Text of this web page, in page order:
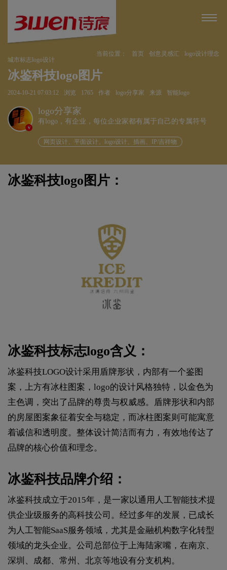
当前位置： 首页 创意灵感汇
logo设计理念
城市标志logo设计
冰鉴科技logo图片
2024-10-21 07:03:12 浏览 1765 作者 logo分享家 来源 智能logo
v
logo分享家
有logo，有企业，每位企业家都有属于自己的专属符号
网页设计、平面设计、logo设计、插画、IP/吉祥物
冰鉴科技logo图片：
冰鉴科技标志logo含义：
冰鉴科技LOGO设计采用盾牌形状，内部有一个鉴图
案，上方有冰柱图案，logo的设计风格独特，以金色为
主色调，突出了品牌的尊贵与权威感。盾牌形状和内部
的房屋图案象征着安全与稳定，而冰柱图案则可能寓意
着诚信和透明度。整体设计简洁而有力，有效地传达了
品牌的核心价值和理念。
冰鉴科技品牌介绍：
冰鉴科技成立于2015年，是一家以通用人工智能技术提
供企业级服务的高科技公司。经过多年的发展，已成长
为人工智能SaaS服务领域，尤其是金融机构数字化转型
领域的龙头企业。公司总部位于上海陆家嘴，在南京、
深圳、成都、常州、北京等地设有分支机构。